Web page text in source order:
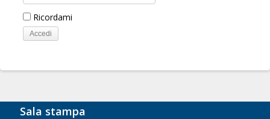
Ricordami
Sala stampa